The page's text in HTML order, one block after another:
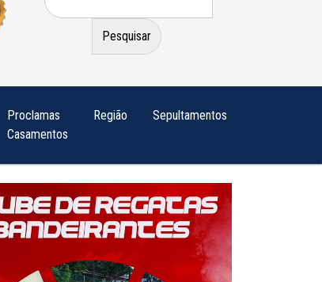
por:
Proclamas
Casamentos
Região Sepultamentos